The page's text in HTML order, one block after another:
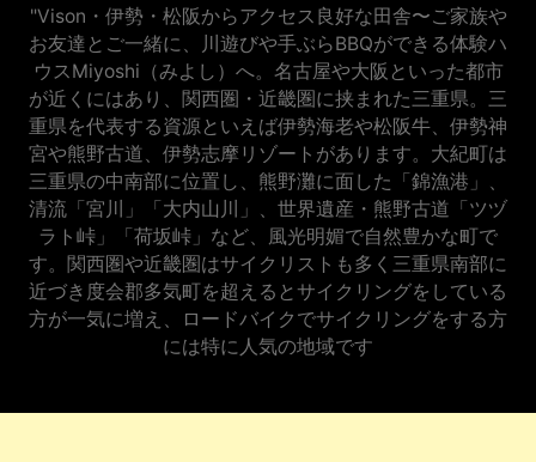
mail:info@guesthousemiyoshi.com
tel:070-4498-6229
"Vison・伊勢・松阪からアクセス良好な田舎〜ご家族や
お友達とご一緒に、川遊びや手ぶらBBQができる体験ハ
ウスMiyoshi（みよし）へ。名古屋や大阪といった都市
が近くにはあり、関西圏・近畿圏に挟まれた三重県。三
重県を代表する資源といえば伊勢海老や松阪牛、伊勢神
宮や熊野古道、伊勢志摩リゾートがあります。大紀町は
三重県の中南部に位置し、熊野灘に面した「錦漁港」、
清流「宮川」「大内山川」、世界遺産・熊野古道「ツヅ
ラト峠」「荷坂峠」など、風光明媚で自然豊かな町で
す。関西圏や近畿圏はサイクリストも多く三重県南部に